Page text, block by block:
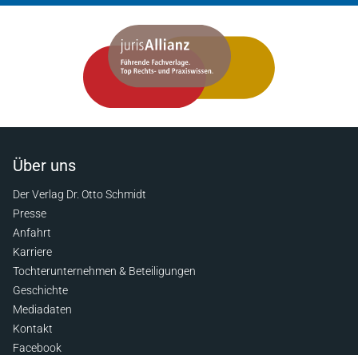
Über uns
Der Verlag Dr. Otto Schmidt
Presse
Anfahrt
Karriere
Tochterunternehmen & Beteiligungen
Geschichte
Mediadaten
Kontakt
Facebook